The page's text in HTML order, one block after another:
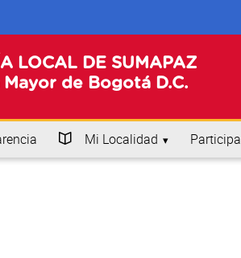
LOCAL DE SUMAPAZ
de Bogotá D.C.
Mi Localidad Participa